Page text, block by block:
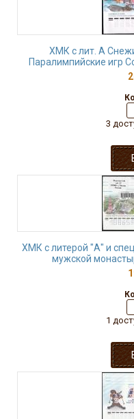
ХМК с лит. А
Паралимпийские игр
3
ХМК с литерой "А" и
мужской
1